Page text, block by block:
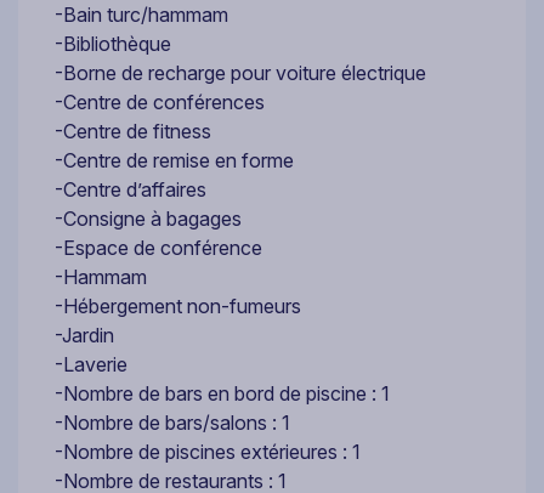
-Bain turc/hammam
-Bibliothèque
-Borne de recharge pour voiture électrique
-Centre de conférences
-Centre de fitness
-Centre de remise en forme
-Centre d’affaires
-Consigne à bagages
-Espace de conférence
-Hammam
-Hébergement non-fumeurs
-Jardin
-Laverie
-Nombre de bars en bord de piscine : 1
-Nombre de bars/salons : 1
-Nombre de piscines extérieures : 1
-Nombre de restaurants : 1